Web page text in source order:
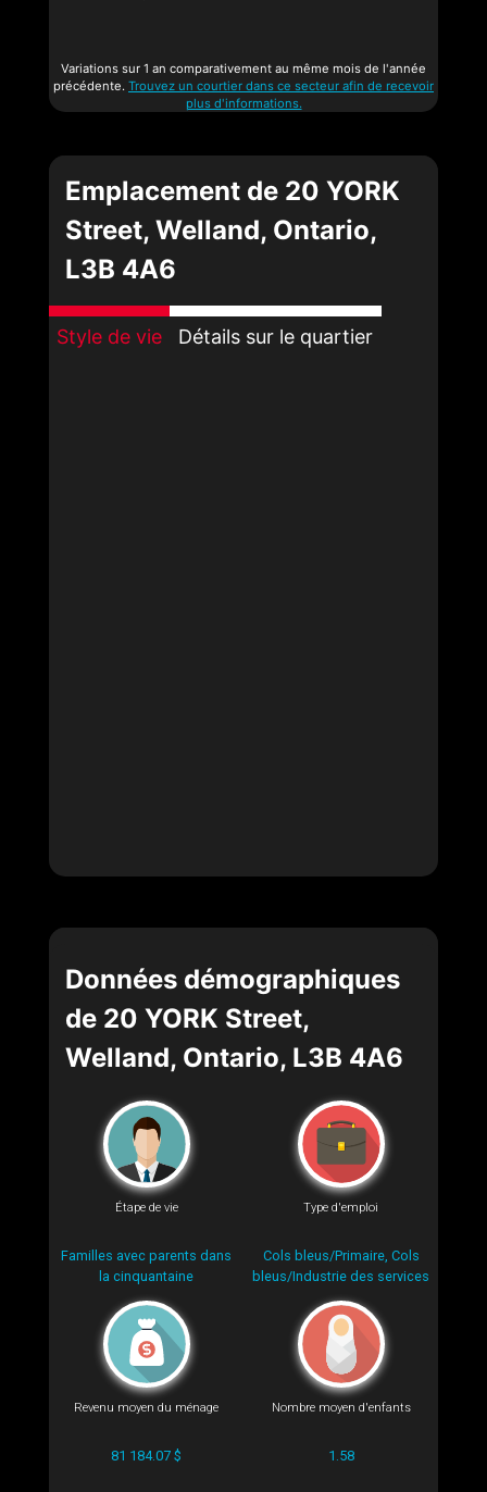
Variations sur 1 an comparativement au même mois de l'année
précédente. Trouvez un courtier dans ce secteur afin de recevoir
plus d'informations.
Emplacement de 20 YORK
Street, Welland, Ontario,
L3B 4A6
Style de vie Détails sur le quartier
Données démographiques
de 20 YORK Street,
Welland, Ontario, L3B 4A6
Étape de vie
Familles avec parents dans
la cinquantaine
Type d'emploi
Cols bleus/Primaire, Cols
bleus/Industrie des services
Revenu moyen du ménage
81 184.07 $
Nombre moyen d'enfants
1.58